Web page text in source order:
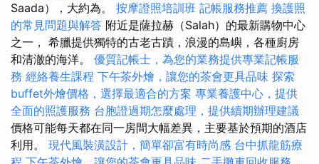
Saada），大約為。 按摩證照培訓班 記帳服務推薦 換護照
的常見問題與解答 附近是薩拉赫（Salah）的最新購物中心
之一， 希臘提供獨特的古老古蹟，浪漫的島嶼，各種廚房
和清澈的海洋。 優質記帳士，為您的業務提供專業記帳服
務 經絡養生課程 下午茶外燴，讓您的茶會更具品味 探索
buffet外燴價格，選擇最適合的方案 專業養護中心，提供
全面的照護服務 台胞證過期怎麼處理，提供續期辦理建議
價格可能每天都在同一房間大幅差異，主要基於預期的酒店
利用。 現代風裝潢設計，簡單卻富有時尚感 台中抓龍筋療